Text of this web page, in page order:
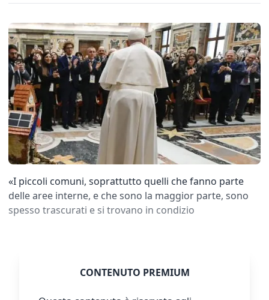
«I piccoli comuni, soprattutto quelli che fanno parte
delle aree interne, e che sono la maggior parte, sono
spesso trascurati e si trovano in condizio
CONTENUTO PREMIUM